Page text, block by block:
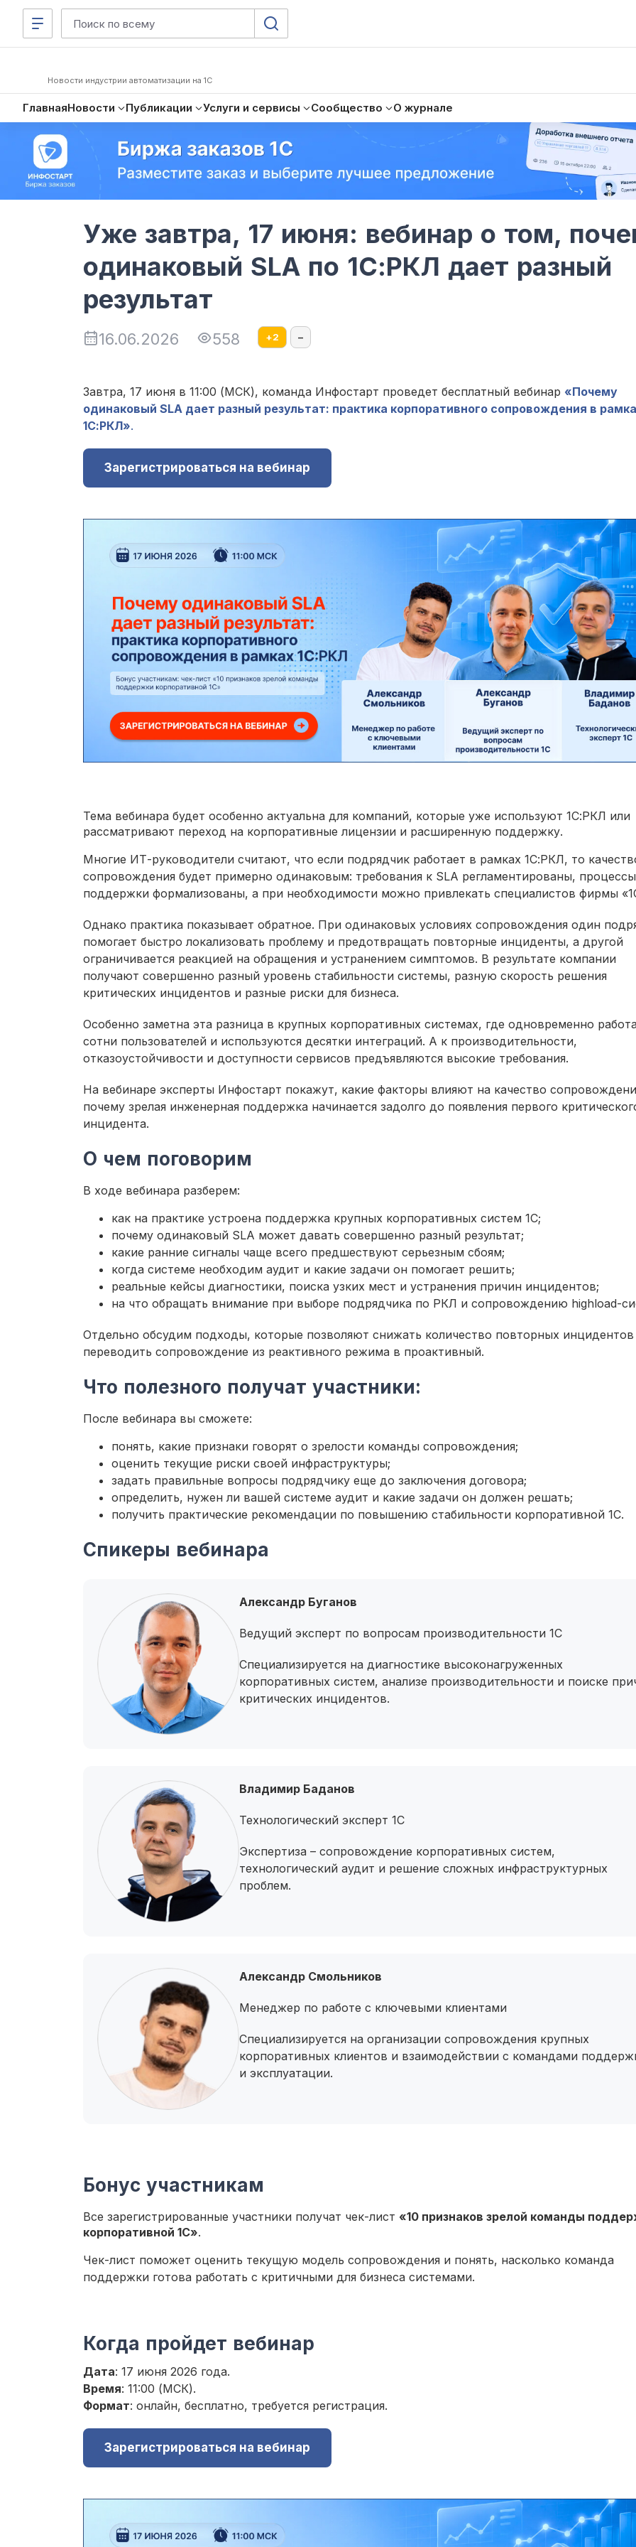
Новости индустрии автоматизации на 1С
ГлавнаяНовости Публикации Услуги и сервисы Сообщество О журнале
Уже завтра, 17 июня: вебинар о том,
одинаковый SLA по 1С:РКЛ дает разный
результат
16.06.2026 558 +2 –
Завтра, 17 июня в 11:00 (МСК), команда Инфостарт проведет бесплатный вебинар «Почему
одинаковый SLA дает разный результат: практика корпоративного сопровождения в
1С:РКЛ».
Зарегистрироваться на вебинар
Тема вебинара будет особенно актуальна для компаний, которые уже используют 1С:РКЛ или
рассматривают переход на корпоративные лицензии и расширенную поддержку.
Многие ИТ-руководители считают, что если подрядчик работает в рамках 1С:РКЛ, то
сопровождения будет примерно одинаковым: требования к SLA регламентированы, процессы
поддержки формализованы, а при необходимости можно привлекать специалистов фирмы
Однако практика показывает обратное. При одинаковых условиях сопровождения один
помогает быстро локализовать проблему и предотвращать повторные инциденты, а другой
ограничивается реакцией на обращения и устранением симптомов. В результате компании
получают совершенно разный уровень стабильности системы, разную скорость решения
критических инцидентов и разные риски для бизнеса.
Особенно заметна эта разница в крупных корпоративных системах, где одновременно
сотни пользователей и используются десятки интеграций. А к производительности,
отказоустойчивости и доступности сервисов предъявляются высокие требования.
На вебинаре эксперты Инфостарт покажут, какие факторы влияют на качество
почему зрелая инженерная поддержка начинается задолго до появления первого
инцидента.
О чем поговорим
В ходе вебинара разберем:
как на практике устроена поддержка крупных корпоративных систем 1С;
почему одинаковый SLA может давать совершенно разный результат;
какие ранние сигналы чаще всего предшествуют серьезным сбоям;
когда системе необходим аудит и какие задачи он помогает решить;
реальные кейсы диагностики, поиска узких мест и устранения причин инцидентов;
на что обращать внимание при выборе подрядчика по РКЛ и сопровождению highload-
Отдельно обсудим подходы, которые позволяют снижать количество повторных
переводить сопровождение из реактивного режима в проактивный.
Что полезного получат участники:
После вебинара вы сможете:
понять, какие признаки говорят о зрелости команды сопровождения;
оценить текущие риски своей инфраструктуры;
задать правильные вопросы подрядчику еще до заключения договора;
определить, нужен ли вашей системе аудит и какие задачи он должен решать;
получить практические рекомендации по повышению стабильности корпоративной 1С.
Спикеры вебинара
Александр Буганов
Ведущий эксперт по вопросам производительности 1С
Специализируется на диагностике высоконагруженных
корпоративных систем, анализе производительности и поиске
критических инцидентов.
Владимир Баданов
Технологический эксперт 1С
Экспертиза – сопровождение корпоративных систем,
технологический аудит и решение сложных инфраструктурных
проблем.
Александр Смольников
Менеджер по работе с ключевыми клиентами
Специализируется на организации сопровождения крупных
корпоративных клиентов и взаимодействии с командами
и эксплуатации.
Бонус участникам
Все зарегистрированные участники получат чек-лист «10 признаков зрелой команды
корпоративной 1С».
Чек-лист поможет оценить текущую модель сопровождения и понять, насколько команда
поддержки готова работать с критичными для бизнеса системами.
Когда пройдет вебинар
Дата: 17 июня 2026 года.
Время: 11:00 (МСК).
Формат: онлайн, бесплатно, требуется регистрация.
Зарегистрироваться на вебинар